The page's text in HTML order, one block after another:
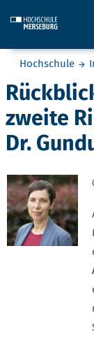
Sie befinden sich
Hochschule
zweite
Dr.